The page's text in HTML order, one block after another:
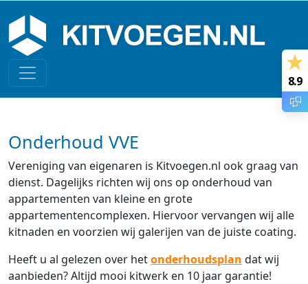
Onderhoud VVE
Vereniging van eigenaren is Kitvoegen.nl ook graag van
dienst. Dagelijks richten wij ons op onderhoud van
appartementen van kleine en grote
appartementencomplexen. Hiervoor vervangen wij alle
kitnaden en voorzien wij galerijen van de juiste coating.
Heeft u al gelezen over hetonderhoudsplan dat wij
aanbieden? Altijd mooi kitwerk en 10 jaar garantie!
8.9